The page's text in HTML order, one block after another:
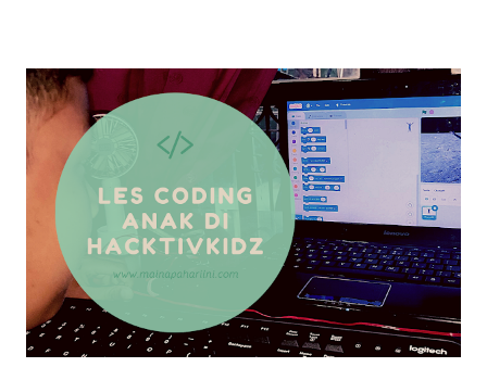
banyak pertanyaan di sekitarku, aku berasumsi bahwa diluar sana
juga ada banyak orang yang bertanya-tanya soal ini. Bukankah
sebagian besar dari kita dikit-dikit tanya Mbah Google. Ya kan?!
Siapa tahu saat Bunga (bukan nama sebenarnya) sedang mencari
tahu tentang sesuatu di Google, lalu ternyata artikel yang kutulis
bisa membantu. Berfaedah bukan? Salah satu artikel pertama
yang kutulis berjudul “ Baca Buku untuk Bayi - Gimana Caranya? ”
Alasa...